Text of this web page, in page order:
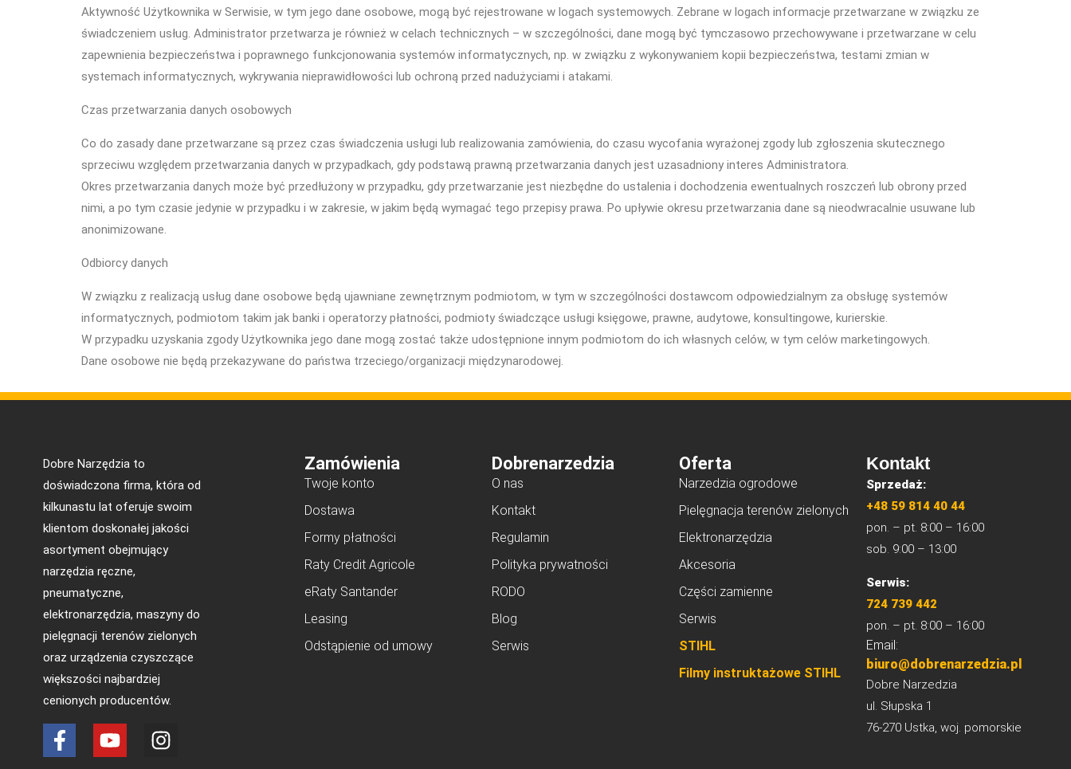
Aktywność Użytkownika w Serwisie, w tym jego dane osobowe, mogą być rejestrowane w logach systemowych. Zebrane w logach informacje przetwarzane w związku ze
świadczeniem usług. Administrator przetwarza je również w celach technicznych – w szczególności, dane mogą być tymczasowo przechowywane i przetwarzane w celu
zapewnienia bezpieczeństwa i poprawnego funkcjonowania systemów informatycznych, np. w związku z wykonywaniem kopii bezpieczeństwa, testami zmian w
systemach informatycznych, wykrywania nieprawidłowości lub ochroną przed nadużyciami i atakami.
Czas przetwarzania danych osobowych
Co do zasady dane przetwarzane są przez czas świadczenia usługi lub realizowania zamówienia, do czasu wycofania wyrażonej zgody lub zgłoszenia skutecznego
sprzeciwu względem przetwarzania danych w przypadkach, gdy podstawą prawną przetwarzania danych jest uzasadniony interes Administratora.
Okres przetwarzania danych może być przedłużony w przypadku, gdy przetwarzanie jest niezbędne do ustalenia i dochodzenia ewentualnych roszczeń lub obrony przed
nimi, a po tym czasie jedynie w przypadku i w zakresie, w jakim będą wymagać tego przepisy prawa. Po upływie okresu przetwarzania dane są nieodwracalnie usuwane lub
anonimizowane.
Odbiorcy danych
W związku z realizacją usług dane osobowe będą ujawniane zewnętrznym podmiotom, w tym w szczególności dostawcom odpowiedzialnym za obsługę systemów
informatycznych, podmiotom takim jak banki i operatorzy płatności, podmioty świadczące usługi księgowe, prawne, audytowe, konsultingowe, kurierskie.
W przypadku uzyskania zgody Użytkownika jego dane mogą zostać także udostępnione innym podmiotom do ich własnych celów, w tym celów marketingowych.
Dane osobowe nie będą przekazywane do państwa trzeciego/organizacji międzynarodowej.
Dobre Narzędzia to
doświadczona firma, która od
kilkunastu lat oferuje swoim
klientom doskonałej jakości
asortyment obejmujący
narzędzia ręczne,
pneumatyczne,
elektronarzędzia, maszyny do
pielęgnacji terenów zielonych
oraz urządzenia czyszczące
większości najbardziej
cenionych producentów.
Zamówienia
Twoje konto
Dostawa
Formy płatności
Raty Credit Agricole
eRaty Santander
Leasing
Odstąpienie od umowy
Dobrenarzedzia
O nas
Kontakt
Regulamin
Polityka prywatności
RODO
Blog
Serwis
Oferta
Narzedzia ogrodowe
Pielęgnacja terenów zielonych
Elektronarzędzia
Akcesoria
Części zamienne
Serwis
STIHL
Filmy instruktażowe STIHL
Kontakt
Sprzedaż:
+48 59 814 40 44
pon. – pt. 8:00 – 16:00
sob. 9:00 – 13:00
Serwis:
724 739 442
pon. – pt. 8:00 – 16:00
Email:
biuro@dobrenarzedzia.pl
Dobre Narzedzia
ul. Słupska 1
76-270 Ustka, woj. pomorskie